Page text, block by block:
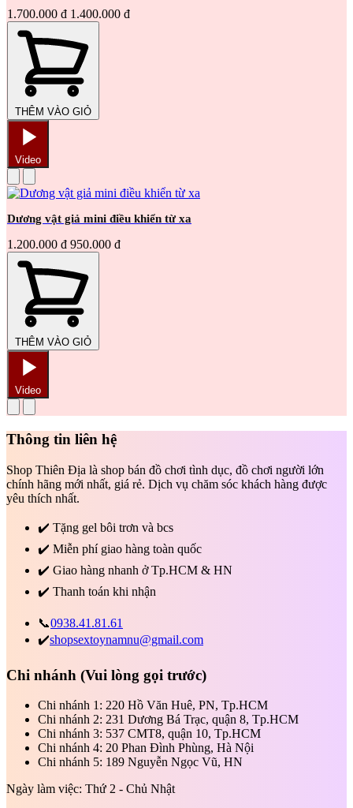
1.700.000 đ 1.400.000 đ
THÊM VÀO GIỎ
Video
Dương vật giả mini điều khiển từ xa
1.200.000 đ 950.000 đ
THÊM VÀO GIỎ
Video
Thông tin liên hệ
Shop Thiên Địa là shop bán đồ chơi tình dục, đồ chơi người lớn
chính hãng mới nhất, giá rẻ. Dịch vụ chăm sóc khách hàng được
yêu thích nhất.
✔️ Tặng gel bôi trơn và bcs
✔️ Miễn phí giao hàng toàn quốc
✔️ Giao hàng nhanh ở Tp.HCM & HN
✔️ Thanh toán khi nhận
📞0938.41.81.61
✔️shopsextoynamnu@gmail.com
Chi nhánh (Vui lòng gọi trước)
Chi nhánh 1: 220 Hồ Văn Huê, PN, Tp.HCM
Chi nhánh 2: 231 Dương Bá Trạc, quận 8, Tp.HCM
Chi nhánh 3: 537 CMT8, quận 10, Tp.HCM
Chi nhánh 4: 20 Phan Đình Phùng, Hà Nội
Chi nhánh 5: 189 Nguyễn Ngọc Vũ, HN
Ngày làm việc: Thứ 2 - Chủ Nhật